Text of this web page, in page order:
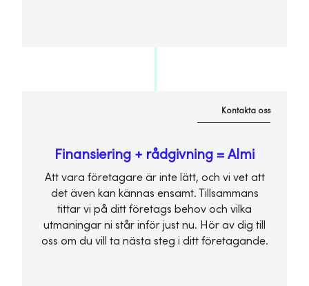
Kontakta oss
Finansiering + rådgivning = Almi
Att vara företagare är inte lätt, och vi vet att
det även kan kännas ensamt. Tillsammans
tittar vi på ditt företags behov och vilka
utmaningar ni står inför just nu. Hör av dig till
oss om du vill ta nästa steg i ditt företagande.